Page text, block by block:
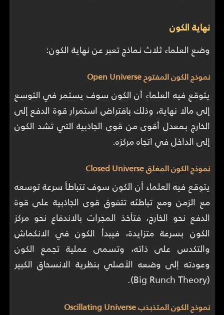
نهاية الكون
وضع العلماء ثلاث نماذج تعبر عن نهاية الكون:
نموذج الكون المفتوح Open Universe
يتوقع فيه العلماء أن الكون سوف يستمر في التوسع
إلى مالا نهاية، وذلك بافتراض استمرار قوة الدفع إلى
الخارج بمعدل أقوى من قوى الجاذبية التي تشد الكون
إلى الداخل في اتجاه مركزه.
نموذج الكون المغلق Closed Universe
يتوقع فيه العلماء أن الكون سوف تتباطأ سرعة توسعه
مع الزمن ومع تباطئه تتفوق قوى الجاذبية على قوة
الدفع نحو الخارج، فتأخذ المجرات بالاندفاع نحو مركز
الكون بسرعة متزايدة، فيبدأ الكون في الانكماش
والتكدس على ذاته، وتسمى عملية تجمع الكون
وعودته إلى وضعه الأصلي بنظرية الانسحاق الكبير
(Big Runch Theory).
نموذج الكون المتذبذب Oscillating Universe